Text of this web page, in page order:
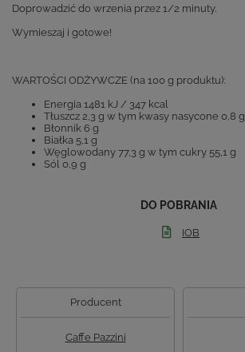
Doprowadzić do wrzenia przez 1/2 minuty.
Wymieszaj i gotowe!
WARTOŚCI ODŻYWCZE (na 100 g produktu):
Energia 1481 kJ / 347 kcal
Tłuszcz 2,3 g w tym kwasy nasycone 0,8 g
Błonnik 6 g
Białka 5,1 g
Węglowodany 77,3 g w tym cukry 55,1 g
Sól 0,9 g
DO POBRANIA
IOB
Producent
Caffe Pazzini